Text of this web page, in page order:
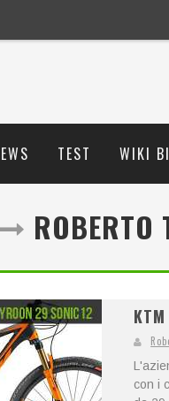
TEST WIKI
ROBERTO
con i